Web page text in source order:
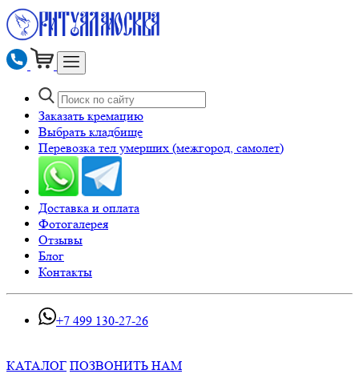
Заказать кремацию
Выбрать кладбище
Перевозка тел умерших (межгород, самолет)
Доставка и оплата
Фотогалерея
Отзывы
Блог
Контакты
+7 499 130-27-26
КАТАЛОГ ПОЗВОНИТЬ НАМ